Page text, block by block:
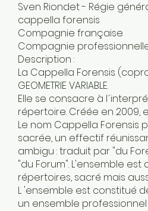
Sven Riondet - Régie
cappella forensis
Compagnie française
Compagnie
Description :
La Cappella Forensis
GEOMETRIE VARIABLE.
Elle se consacre à
répertoire. Créée en 2009,
Le nom Cappella Forensis
sacrée, un effectif
ambigu : traduit par "du
"du Forum". L'ensemble
répertoires, sacré mais
L 'ensemble est constitué
un ensemble